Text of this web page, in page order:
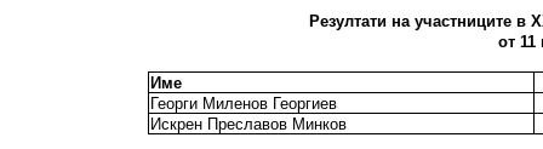
Резултати на участниците в
от 11
Име
Георги Миленов Георгиев
Искрен Преславов Минков